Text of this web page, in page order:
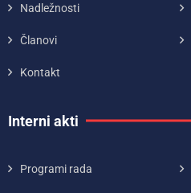
Nadležnosti
Članovi
Kontakt
Interni akti
Programi rada